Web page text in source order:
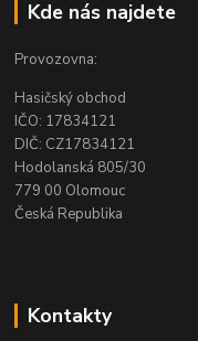
Kde nás najdete
Provozovna:
Hasičský obchod
IČO:
DIČ:
Hodolanská 805/30
779 00 Olomouc
Česká Republika
Kontakty